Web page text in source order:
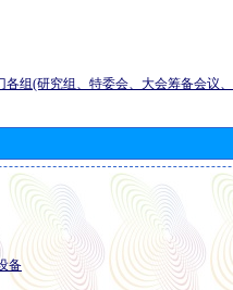
各组(研究组、特委会、大会筹备会议
备